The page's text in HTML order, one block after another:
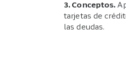
3. Conceptos.
tarjetas de
las deudas.